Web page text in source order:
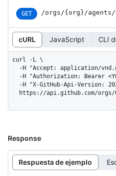
GET /orgs /{org} /agents
cURL JavaScript CLI
curl -L \
https://api.github.com/
Response
Respuesta de ejemplo